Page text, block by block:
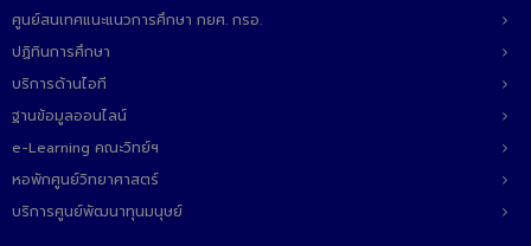
- ทุน/สมัครงาน/ศึกษาต่อ
ผลงานคณะ
- การจัดการความรู้ (KM Scitech)
ศูนย์สนเทศแนะแนวการศึกษา กยศ. กรอ.
ปฏิทินการศึกษา
บริการด้านไอที
ฐานข้อมูลออนไลน์
e-Learning คณะวิทย์ฯ
หอพักศูนย์วิทยาศาสตร์
บริการศูนย์พัฒนาทุนมนุษย์